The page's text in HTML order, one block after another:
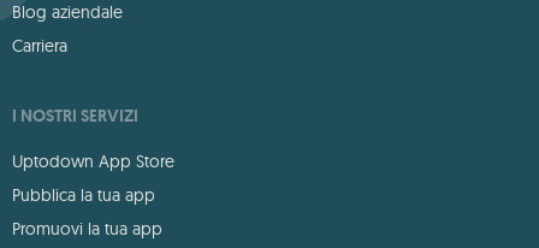
Blog aziendale
Carriera
I NOSTRI SERVIZI
Uptodown App Store
Pubblica la tua app
Promuovi la tua app